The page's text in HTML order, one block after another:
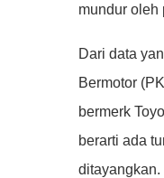
mundur oleh
Dari data
Bermotor
bermerk
berarti ada
ditayangkan.